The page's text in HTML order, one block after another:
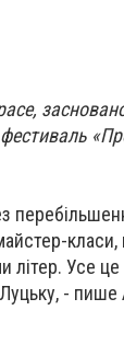
літер. Усе це
- пише